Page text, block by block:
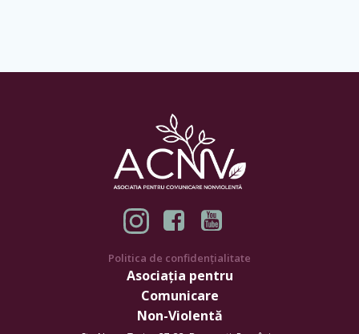
Politica de confidențialitate
Asociația pentru
Comunicare
Non-Violentă